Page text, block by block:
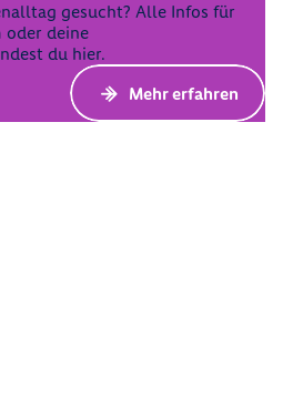
gesucht? Alle Infos für
oder deine
du hier.
Mehr erfahren